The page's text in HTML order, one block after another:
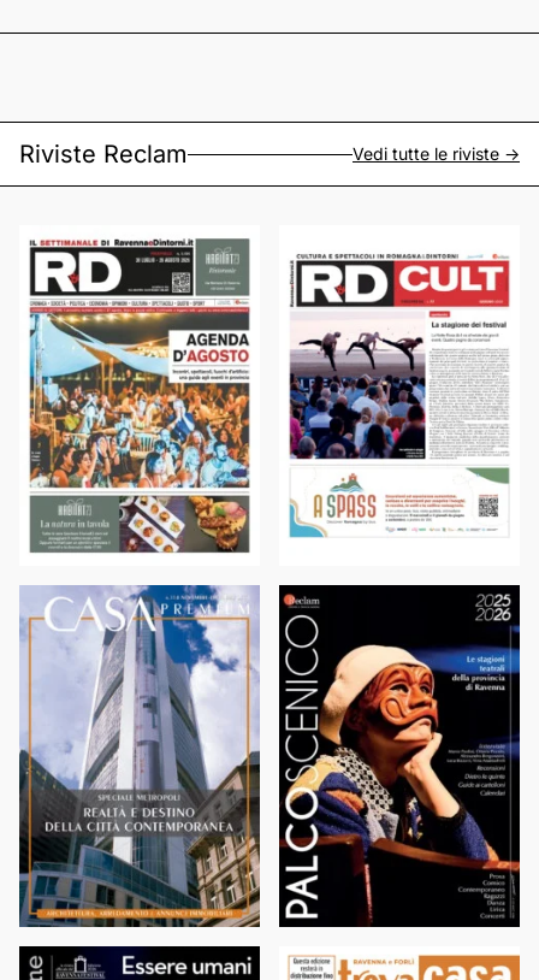
Riviste Reclam Vedi tutte le riviste ->